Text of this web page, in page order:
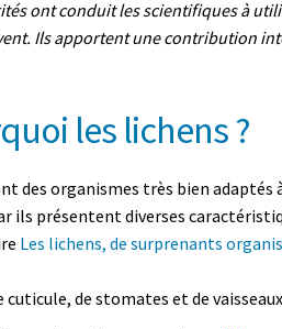
ont conduit les scientifiques à
Ils apportent une contribution
les lichens ?
des organismes très bien
ils présentent diverses
Les lichens, de surprenants
cuticule, de stomates et de